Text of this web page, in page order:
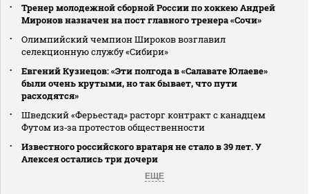
Тренер молодежной сборной России по хоккею Андрей
Миронов назначен на пост главного тренера «Сочи»
Олимпийский чемпион Широков возглавил
селекционную службу «Сибири»
Евгений Кузнецов: «Эти полгода в «Салавате Юлаеве»
были очень крутыми, но так бывает, что пути
расходятся»
Шведский «Ферьестад» расторг контракт с канадцем
Футом из‑за протестов общественности
Известного российского вратаря не стало в 39 лет. У
Алексея остались три дочери
ЕЩЕ